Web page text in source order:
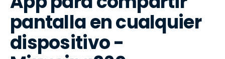
pantalla en cualquier
dispositivo -